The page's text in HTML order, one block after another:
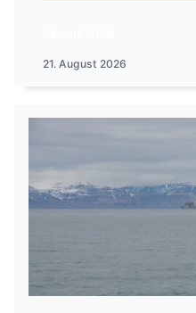
21. August 2026